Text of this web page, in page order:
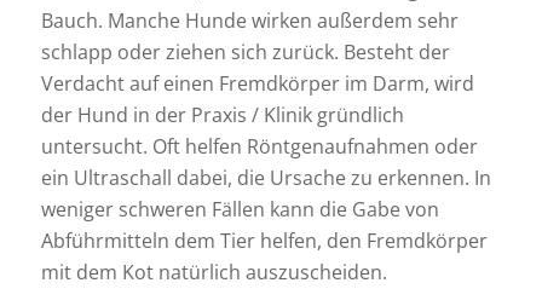
Bauch. Manche Hunde wirken außerdem sehr
schlapp oder ziehen sich zurück. Besteht der
Verdacht auf einen Fremdkörper im Darm, wird
der Hund in der Praxis / Klinik gründlich
untersucht. Oft helfen Röntgenaufnahmen oder
ein Ultraschall dabei, die Ursache zu erkennen. In
weniger schweren Fällen kann die Gabe von
Abführmitteln dem Tier helfen, den Fremdkörper
mit dem Kot natürlich auszuscheiden.